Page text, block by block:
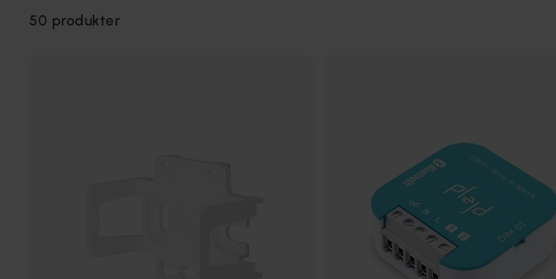
50 produkter